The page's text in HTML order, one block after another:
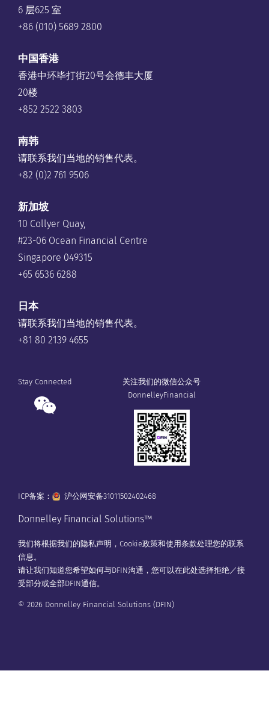
6 层625 室
+86 (010) 5689 2800
中国香港
香港中环毕打街20号会德丰大厦
20楼
+852 2522 3803
南韩
请联系我们当地的销售代表。
+82 (0)2 761 9506
新加坡
10 Collyer Quay,
#23-06 Ocean Financial Centre
Singapore 049315
+65 6536 6288
日本
请联系我们当地的销售代表。
+81 80 2139 4655
Stay Connected
关注我们的微信公众号
DonnelleyFinancial
ICP备案： 沪公网安备31011502402468
Donnelley Financial Solutions™
我们将根据我们的隐私声明 ， Cookie政策和使用条款处理您的联系
信息。
请让我们知道您希望如何与DFIN沟通，您可以在此处选择拒绝／接
受部分或全部DFIN通信。
© 2026 Donnelley Financial Solutions (DFIN)